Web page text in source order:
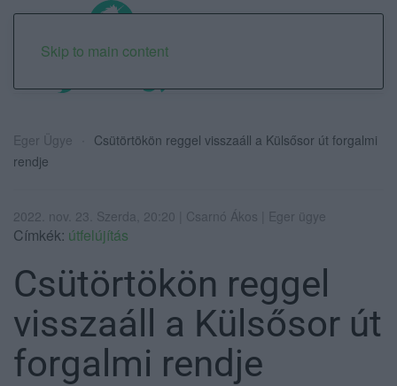
Skip to main content
Eger Ügye
Csütörtökön reggel visszaáll a Külsősor út forgalmi
rendje
2022. nov. 23. Szerda, 20:20 | Csarnó Ákos | Eger ügye
Címkék: útfelújítás
Csütörtökön reggel
visszaáll a Külsősor út
forgalmi rendje